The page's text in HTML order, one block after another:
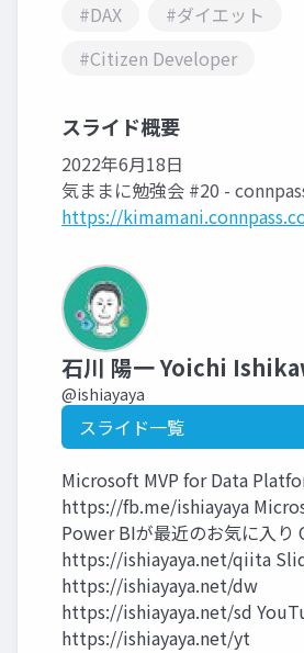
#DAX
#ダイエット
#Citizen Developer
スライド概要
2022年6月18日
気ままに勉強会 #20 -
https://
石川 陽一 Yoichi
@ishiayaya
スライド一覧
Microsoft MVP for Data
https://fb.me/ishiayaya
Power BIが最近のお気に入り
https://ishiayaya.net/qiita
https://ishiayaya.net/dw
https://ishiayaya.net/sd
https://ishiayaya.net/yt